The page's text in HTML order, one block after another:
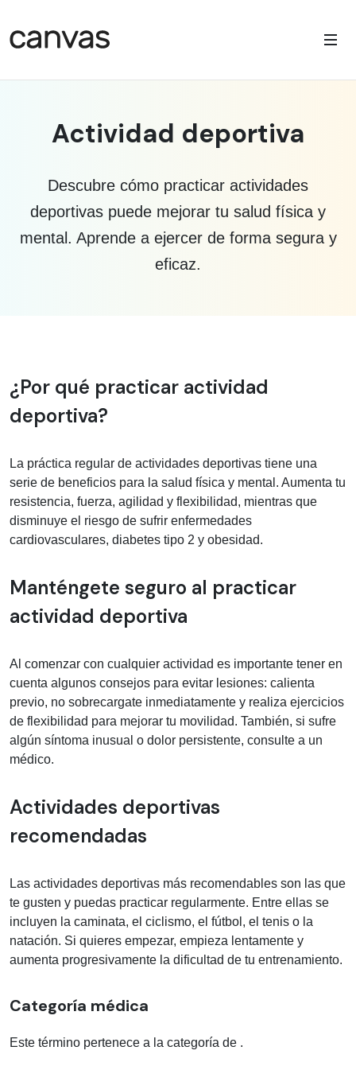
Actividad deportiva
Descubre cómo practicar actividades
deportivas puede mejorar tu salud física y
mental. Aprende a ejercer de forma segura y
eficaz.
Información médica sobre actividad
¿Por qué practicar actividad
deportiva?
La práctica regular de actividades deportivas tiene una
serie de beneficios para la salud física y mental. Aumenta tu
resistencia, fuerza, agilidad y flexibilidad, mientras que
disminuye el riesgo de sufrir enfermedades
cardiovasculares, diabetes tipo 2 y obesidad.
Manténgete seguro al practicar
actividad deportiva
Al comenzar con cualquier actividad es importante tener en
cuenta algunos consejos para evitar lesiones: calienta
previo, no sobrecargate inmediatamente y realiza ejercicios
de flexibilidad para mejorar tu movilidad. También, si sufre
algún síntoma inusual o dolor persistente, consulte a un
médico.
Actividades deportivas
recomendadas
Las actividades deportivas más recomendables son las que
te gusten y puedas practicar regularmente. Entre ellas se
incluyen la caminata, el ciclismo, el fútbol, el tenis o la
natación. Si quieres empezar, empieza lentamente y
aumenta progresivamente la dificultad de tu entrenamiento.
Categoría médica
Este término pertenece a la categoría de .